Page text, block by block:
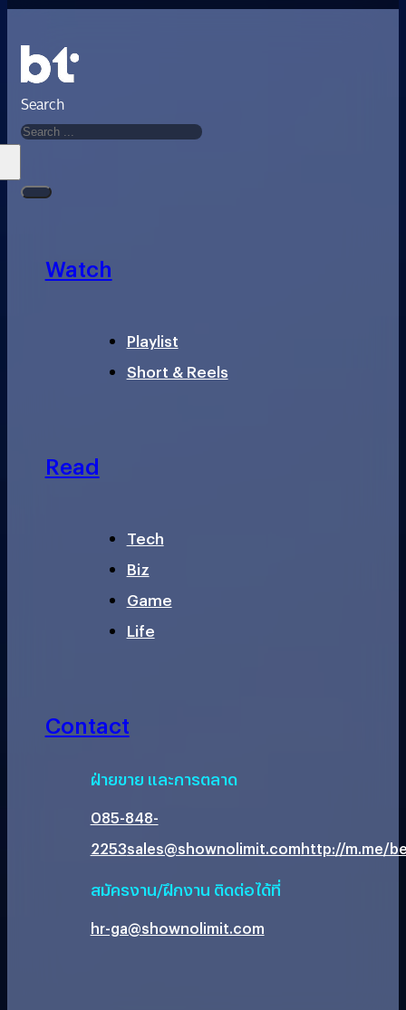
Search
Watch
Playlist
Short & Reels
Read
Tech
Biz
Game
Life
Contact
ฝ่ายขาย และการตลาด
085-848-
2253sales@shownolimit.comhttp://m.me/
สมัครงาน/ฝึกงาน ติดต่อได้ที่
hr-ga@shownolimit.com